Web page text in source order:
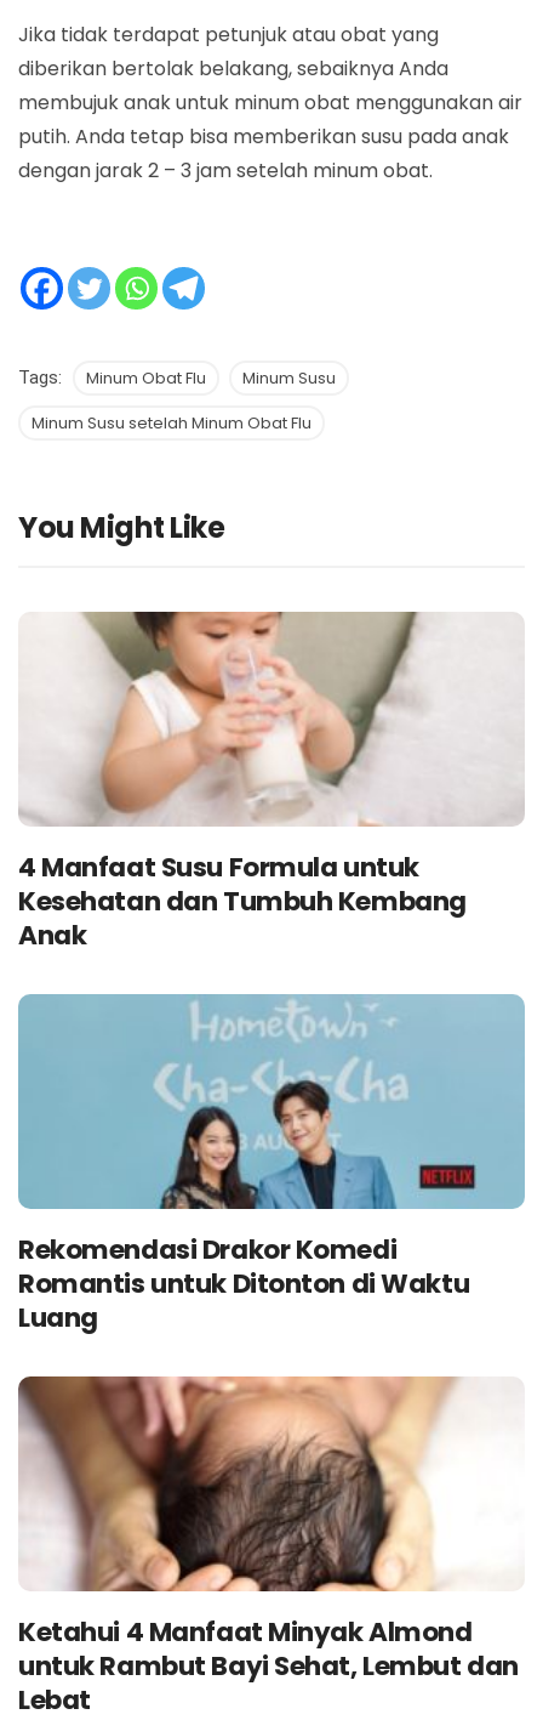
Jika tidak terdapat petunjuk atau obat yang
diberikan bertolak belakang, sebaiknya Anda
membujuk anak untuk minum obat menggunakan air
putih. Anda tetap bisa memberikan susu pada anak
dengan jarak 2 – 3 jam setelah minum obat.
Tags: Minum Obat Flu
Minum Susu
Minum Susu setelah Minum Obat Flu
You Might Like
4 Manfaat Susu Formula untuk
Kesehatan dan Tumbuh Kembang
Anak
Rekomendasi Drakor Komedi
Romantis untuk Ditonton di Waktu
Luang
Ketahui 4 Manfaat Minyak Almond
untuk Rambut Bayi Sehat, Lembut dan
Lebat